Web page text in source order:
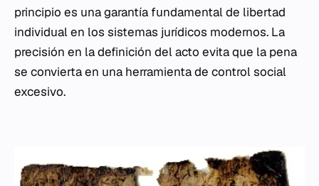
principio es una garantía fundamental de libertad
individual en los sistemas jurídicos modernos. La
precisión en la definición del acto evita que la pena
se convierta en una herramienta de control social
excesivo.